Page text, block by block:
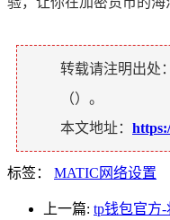
转载请注明出处：
（）。
本文地址：
标签： MATIC网络设置
上一篇: tp钱包官方